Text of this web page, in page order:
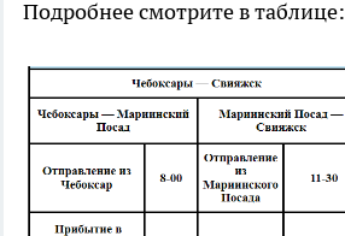
Подробнее смотрите в таблице: